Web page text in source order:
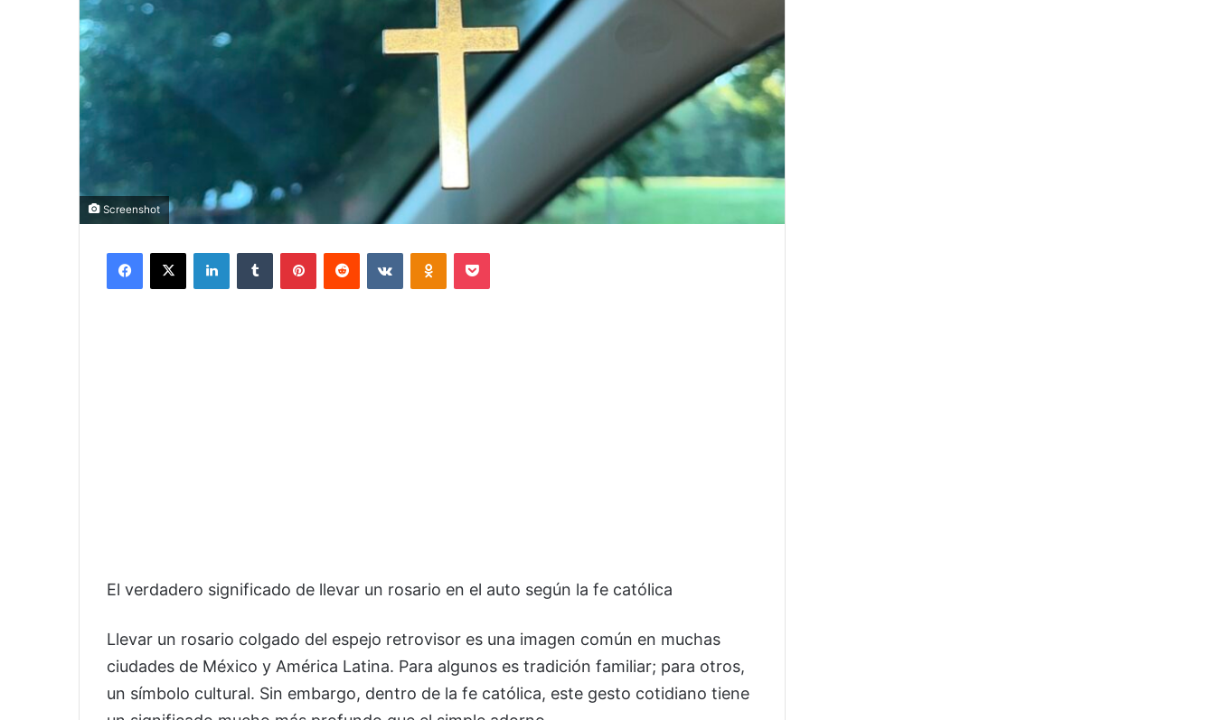
Screenshot
Facebook
X LinkedInTumblr PinterestReddit VKontakteOdnoklassniki
Pocket
El verdadero significado de llevar un rosario en el auto según la fe católica
Llevar un rosario colgado del espejo retrovisor es una imagen común en muchas
ciudades de México y América Latina. Para algunos es tradición familiar; para otros,
un símbolo cultural. Sin embargo, dentro de la fe católica, este gesto cotidiano tiene